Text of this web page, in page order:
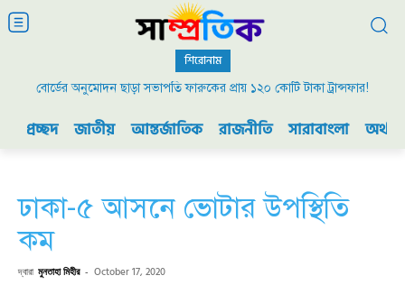
শিরোনাম
বোর্ডের অনুমোদন ছাড়া সভাপতি ফারুকের প্রায় ১২০ কোটি টাকা ট্রান্সফার!
প্রচ্ছদ জাতীয় আন্তর্জাতিক রাজনীতি সারাবাংলা
ঢাকা-৫ আসনে ভোটার উপস্থিতি
কম
দ্বারা মুনতাহা মিহীর - October 17, 2020